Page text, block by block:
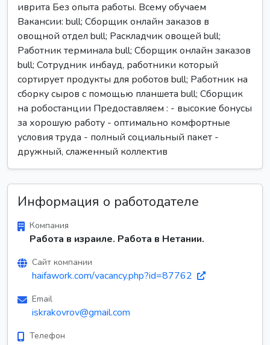
иврита Без опыта работы. Всему обучаем
Вакансии: bull; Сборщик онлайн заказов в
овощной отдел bull; Раскладчик овощей bull;
Работник терминала bull; Сборщик онлайн заказов
bull; Сотрудник инбауд, работники который
сортирует продукты для роботов bull; Работник на
сборку сыров с помощью планшета bull; Сборщик
на робостанции Предоставляем : - высокие бонусы
за хорошую работу - оптимально комфортные
условия труда - полный социальный пакет -
дружный, слаженный коллектив
Информация о работодателе
Компания
Работа в израиле. Работа в Нетании.
Сайт компании
haifawork.com/vacancy.php?id=87762
Email
iskrakovrov@gmail.com
Телефон